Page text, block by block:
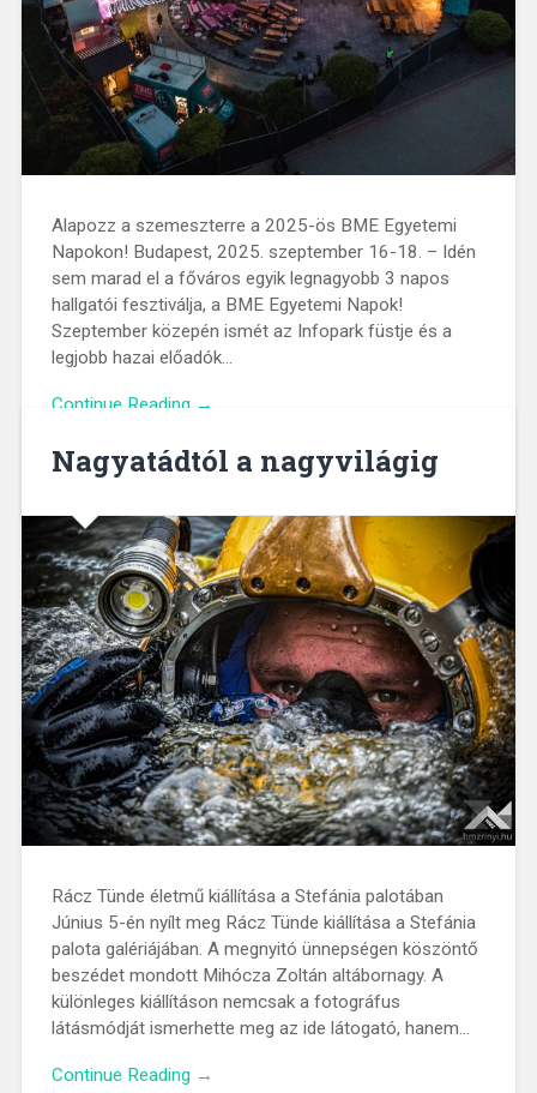
Alapozz a szemeszterre a 2025-ös BME Egyetemi
Napokon! Budapest, 2025. szeptember 16-18. – Idén
sem marad el a főváros egyik legnagyobb 3 napos
hallgatói fesztiválja, a BME Egyetemi Napok!
Szeptember közepén ismét az Infopark füstje és a
legjobb hazai előadók…
Continue Reading →
Nagyatádtól a nagyvilágig
Rácz Tünde életmű kiállítása a Stefánia palotában
Június 5-én nyílt meg Rácz Tünde kiállítása a Stefánia
palota galériájában. A megnyitó ünnepségen köszöntő
beszédet mondott Mihócza Zoltán altábornagy. A
különleges kiállításon nemcsak a fotográfus
látásmódját ismerhette meg az ide látogató, hanem…
Continue Reading →